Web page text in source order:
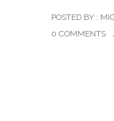
POSTED BY :
0 COMMENTS